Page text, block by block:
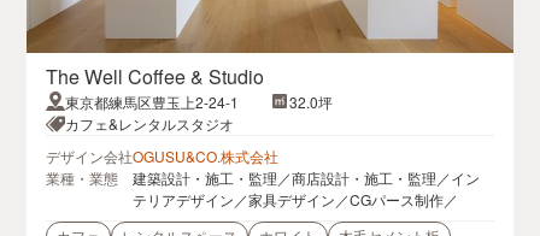
The Well Coffee & Studio
東京都練馬区豊玉上2-24-1
32.0坪
カフェ&レンタルスタジオ
デザイン会社OGUSU&CO.株式会社
業種・業態
建築設計・施工・監理／商店設計・施工・監理／イン
テリアデザイン／家具デザイン／CGパース制作／